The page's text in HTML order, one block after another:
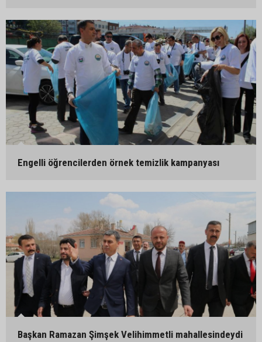
Engelli öğrencilerden örnek temizlik kampanyası
Başkan Ramazan Şimşek Velihimmetli mahallesindeydi